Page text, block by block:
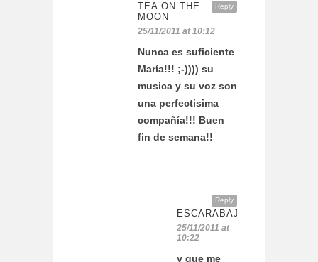
Reply
TEA ON THE
MOON
25/11/2011 at 10:12
Nunca es suficiente
María!!! ;-)))) su
musica y su voz son
una perfectisima
compañía!!! Buen
fin de semana!!
Reply
25/11/2011 at
10:22
y que me